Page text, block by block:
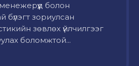
болон
бүлэгт зориулсан
зөвлөх үйлчилгээг
боломжтой...